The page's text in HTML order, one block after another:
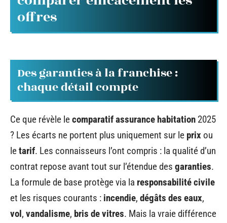
offres
Des garanties à la franchise :
chaque détail compte
Ce que révèle lecomparatif assurance habitation 2025
? Les écarts ne portent plus uniquement sur le prix ou
letarif. Les connaisseurs l’ont compris : la qualité d’un
contrat repose avant tout sur l’étendue des garanties.
La formule de base protège via la responsabilité civile
et les risques courants : incendie, dégâts des eaux,
vol, vandalisme, bris de vitres. Mais la vraie différence